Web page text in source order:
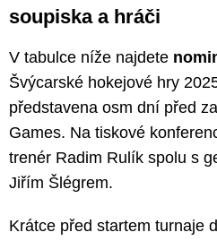
soupiska a hráči
V tabulce níže najdete
Švýcarské hokejové hry
představena osm dní před
Games. Na tiskové
trenér Radim Rulík spolu s
Jiřím Šlégrem.
Krátce před startem turnaje